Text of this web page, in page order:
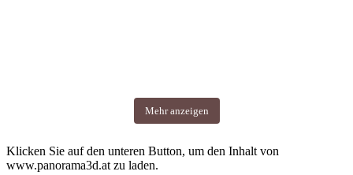
Mehr anzeigen
Klicken Sie auf den unteren Button, um den Inhalt von
www.panorama3d.at zu laden.